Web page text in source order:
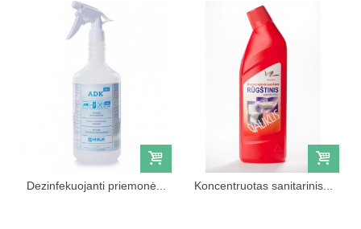
Dezinfekuojanti priemonė... Koncentruotas sanitarinis...